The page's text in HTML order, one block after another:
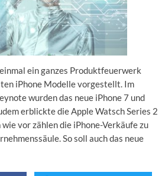
ein ganzes Produktfeuerwerk
iPhone Modelle vorgestellt. Im
wurden das neue iPhone 7 und
erblickte die Apple Watsch Series 2
vor zählen die iPhone-Verkäufe zu
So soll auch das neue